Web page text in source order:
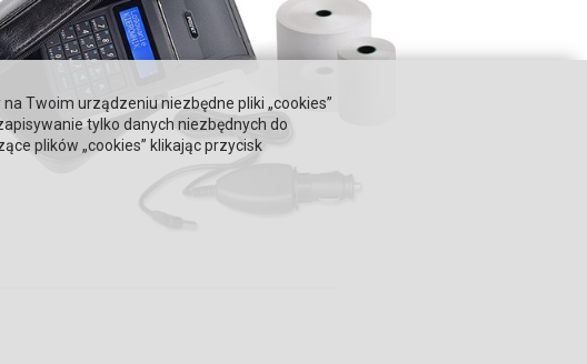
Twoim urządzeniu niezbędne pliki „cookies”
tylko danych niezbędnych do
plików „cookies” klikając przycisk